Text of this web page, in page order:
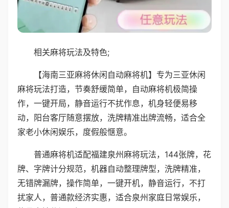
相关麻将玩法及特色;
【海南三亚麻将休闲自动麻将机】专为三亚休闲
麻将玩法打造，节奏舒缓简单，自动麻将机极简操
作，一键开局，静音运行不扰作息，机身轻便易移
动，阳台客厅随意摆放，洗牌精准出牌流畅，适合全
家老小休闲娱乐，度假般惬意。
普通麻将机适配福建泉州麻将玩法，144张牌，花
牌、字牌计分规范，机器自动整理牌型，洗牌精准，
无错牌漏牌，操作简单，一键开机，静音运行，不打
扰家人，普通款经济实惠，适合泉州家庭日常娱乐，